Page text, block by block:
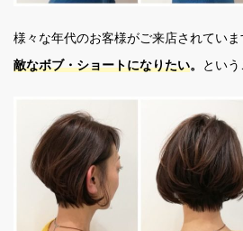
様々な年代のお客様がご来店されていま
敵なボブ・ショートになりたい。 という